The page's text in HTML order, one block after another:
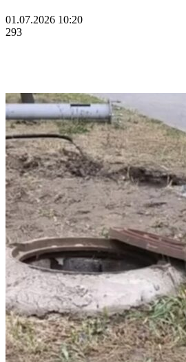
01.07.2026 10:20
293